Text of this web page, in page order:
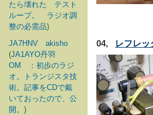
たら壊れた テスト
ループ。 ラジオ調
整の必需品)
JA7HNV akisho
(JA1AYO丹羽
OM ：初歩のラジ
オ。トランジスタ技
術。記事をCDで戴
いておったので、公
開。 )
04, レフレッ